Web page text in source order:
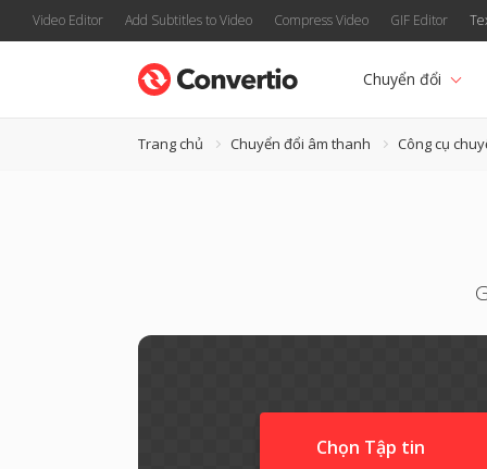
Video Editor Add Subtitles to Video Compress Video GIF Editor
Chuyển đổi
Trang chủ Chuyển đổi âm thanh Công cụ
Chọn Tập tin